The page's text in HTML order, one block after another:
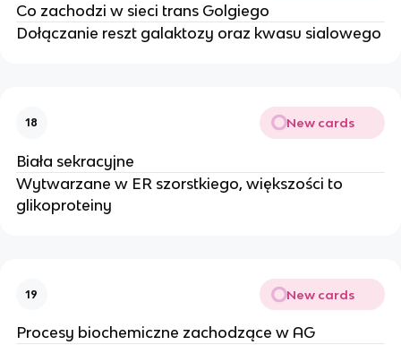
Co zachodzi w sieci trans Golgiego
Dołączanie reszt galaktozy oraz kwasu sialowego
18 New cards
Biała sekracyjne
Wytwarzane w ER szorstkiego, większości to
glikoproteiny
19 New cards
Procesy biochemiczne zachodzące w AG